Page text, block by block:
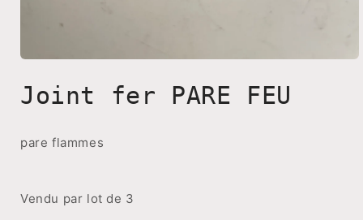
média
1
fenêtre
modale
Joint fer PARE FEU
pare flammes
Vendu par lot de 3